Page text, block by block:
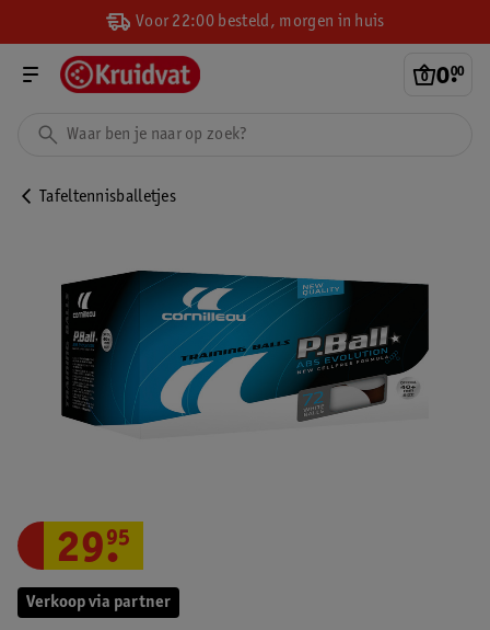
Voor 22:00 besteld, morgen in huis
0.
00
Tafeltennisballetjes
Verkoop via partner
29.
95